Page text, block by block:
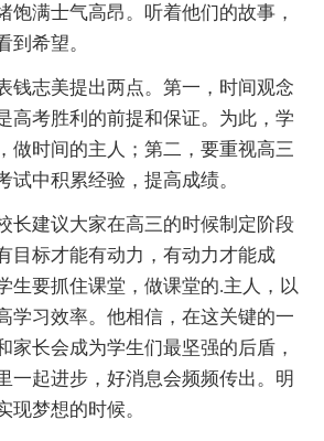
饱满士气高昂。听着他们的故事，
到希望。
志美提出两点。第一，时间观念
高考胜利的前提和保证。为此，学
做时间的主人；第二，要重视高三
试中积累经验，提高成绩。
建议大家在高三的时候制定阶段
目标才能有动力，有动力才能成
生要抓住课堂，做课堂的.主人，以
学习效率。他相信，在这关键的一
家长会成为学生们最坚强的后盾，
一起进步，好消息会频频传出。明
现梦想的时候。